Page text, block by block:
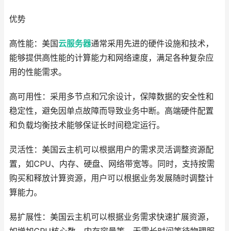
优势
高性能：美国云服务器通常采用先进的硬件设施和技术，
能够提供高性能的计算能力和网络速度，满足各种复杂应
用的性能需求。
高可用性：采用多节点和冗余设计，保障数据的安全性和
稳定性，避免因单点故障而导致业务中断。高端硬件配置
和负载均衡技术能够保证长时间稳定运行。
灵活性：美国云主机可以根据用户的需求灵活调整资源配
置，如CPU、内存、硬盘、网络带宽等。同时，支持按需
购买和释放计算资源，用户可以根据业务发展随时调整计
算能力。
易扩展性：美国云主机可以根据业务需求快速扩展资源，